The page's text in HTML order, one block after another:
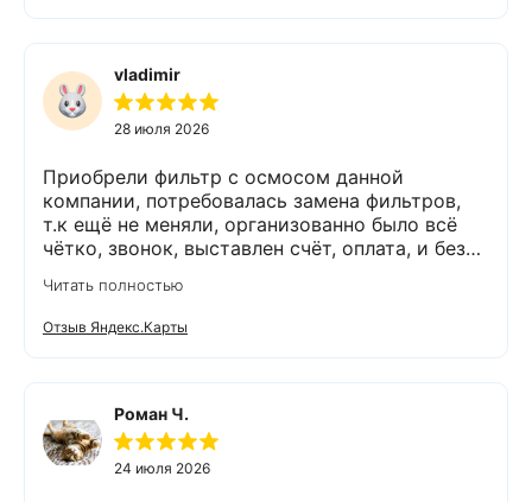
vladimir
28 июля 2026
Приобрели фильтр с осмосом данной
компании, потребовалась замена фильтров,
т.к ещё не меняли, организованно было всё
чётко, звонок, выставлен счёт, оплата, и без
выполнено (всё чётко без шума и пыли),
приятно работать с грамотными,
обязательными людьми. Спасибо
Читать полностью
Отзыв Яндекс.Карты
Роман Ч.
24 июля 2026